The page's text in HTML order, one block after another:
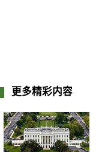
更多精彩内容